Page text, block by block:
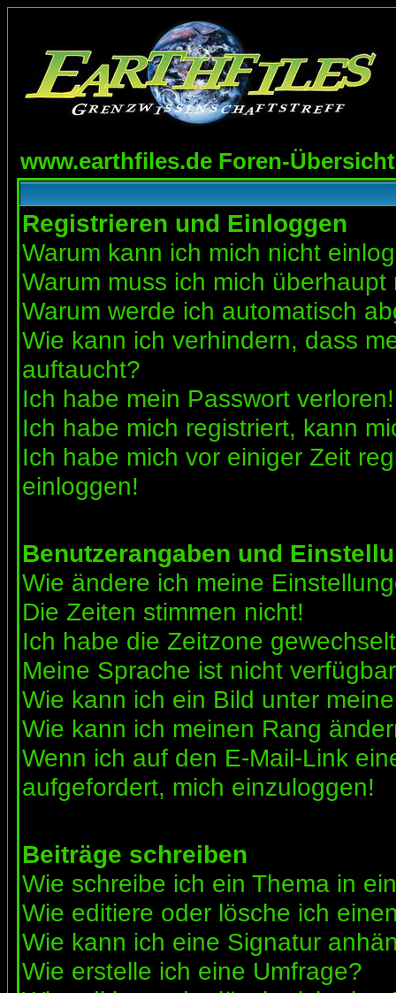
www.earthfiles.de Foren-Übersicht
Registrieren und Einloggen
Warum kann ich mich nicht
Warum muss ich mich überhaupt
Warum werde ich automatisch
Wie kann ich verhindern, dass
auftaucht?
Ich habe mein Passwort verloren!
Ich habe mich registriert, kann
Ich habe mich vor einiger Zeit
einloggen!
Benutzerangaben und
Wie ändere ich meine
Die Zeiten stimmen nicht!
Ich habe die Zeitzone
Meine Sprache ist nicht
Wie kann ich ein Bild unter
Wie kann ich meinen Rang
Wenn ich auf den E-Mail-Link
aufgefordert, mich einzuloggen!
Beiträge schreiben
Wie schreibe ich ein Thema in
Wie editiere oder lösche ich
Wie kann ich eine Signatur
Wie erstelle ich eine Umfrage?